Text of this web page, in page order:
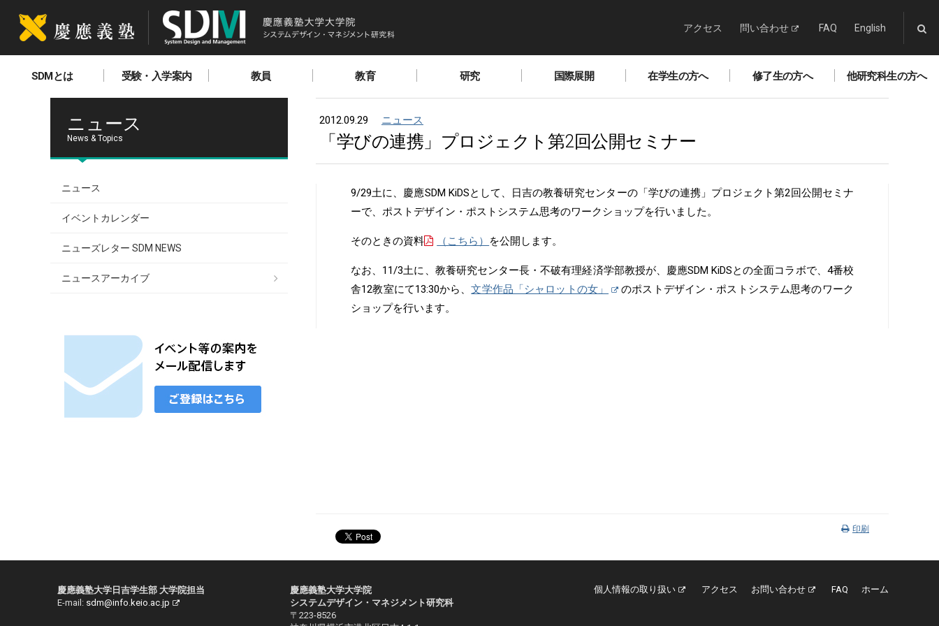
アクセス 問い合わせ FAQ English
SDMとは 受験・入学案内 教員 教育 研究 国際展開 在学生の方へ 修了生の方へ 他研究科生の方へ
2012.09.29 ニュース
「学びの連携」プロジェクト第2回公開セミナー
9/29土に、慶應SDM KiDSとして、日吉の教養研究センターの「学びの連携」プロジェクト第2回公開セミナ
ーで、ポストデザイン・ポストシステム思考のワークショップを行いました。
そのときの資料 （こちら） を公開します。
なお、11/3土に、教養研究センター長・不破有理経済学部教授が、慶應SDM KiDSとの全面コラボで、4番校
舎12教室にて13:30から、文学作品「シャロットの女」
のポストデザイン・ポストシステム思考のワーク
ショップを行います。
印刷
ニュース
News & Topics
ニュース
イベントカレンダー
ニューズレター SDM NEWS
ニュースアーカイブ
個人情報の取り扱い アクセス お問い合わせ FAQ ホーム
慶應義塾大学日吉学生部 大学院担当
E-mail: sdm@info.keio.ac.jp
慶應義塾大学大学院
システムデザイン・マネジメント研究科
〒223-8526